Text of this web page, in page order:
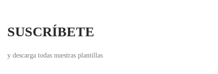
SUSCRÍBETE
y descarga todas nuestras plantillas